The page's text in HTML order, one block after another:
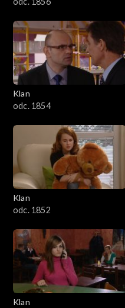
Klan
odc. 1854
Klan
odc. 1852
Klan